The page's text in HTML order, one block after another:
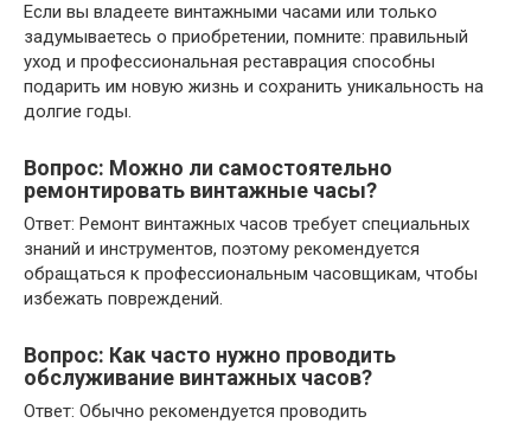
Если вы владеете винтажными часами или только
задумываетесь о приобретении, помните: правильный
уход и профессиональная реставрация способны
подарить им новую жизнь и сохранить уникальность на
долгие годы.
Вопрос: Можно ли самостоятельно
ремонтировать винтажные часы?
Ответ: Ремонт винтажных часов требует специальных
знаний и инструментов, поэтому рекомендуется
обращаться к профессиональным часовщикам, чтобы
избежать повреждений.
Вопрос: Как часто нужно проводить
обслуживание винтажных часов?
Ответ: Обычно рекомендуется проводить